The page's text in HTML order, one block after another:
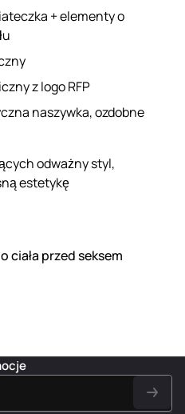
+ elementy o
z logo RFP
naszywka, ozdobne
odważny styl,
estetykę
ciała przed seksem